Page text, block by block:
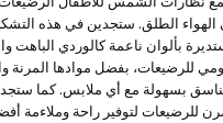
الطلق. ستجدين في هذه
بألوان ناعمة كالوردي الباهت
للرضيعات، بفضل موادها
بسهولة مع أي ملابس. كما
للرضيعات لتوفير راحة وملاءمة